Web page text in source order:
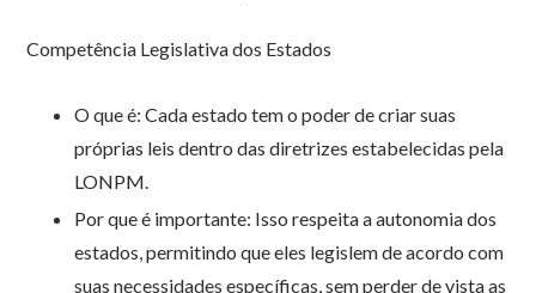
Competência Legislativa dos Estados
O que é: Cada estado tem o poder de criar suas
próprias leis dentro das diretrizes estabelecidas pela
LONPM.
Por que é importante: Isso respeita a autonomia dos
estados, permitindo que eles legislem de acordo com
suas necessidades específicas, sem perder de vista as